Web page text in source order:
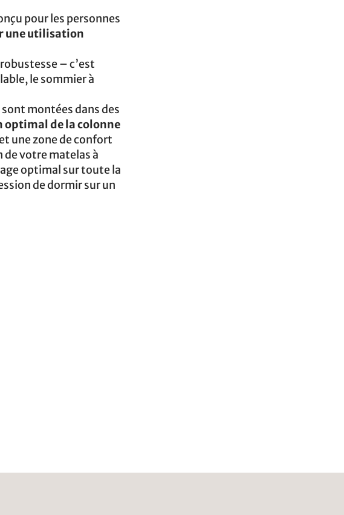
pour les personnes
une utilisation
– c’est
le sommier à
montées dans des
optimal de la colonne
une zone de confort
votre matelas à
optimal sur toute la
de dormir sur un